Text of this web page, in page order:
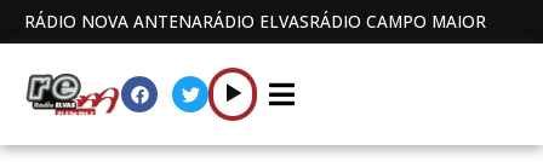
RÁDIO NOVA ANTENARÁDIO ELVASRÁDIO CAMPO MAIOR